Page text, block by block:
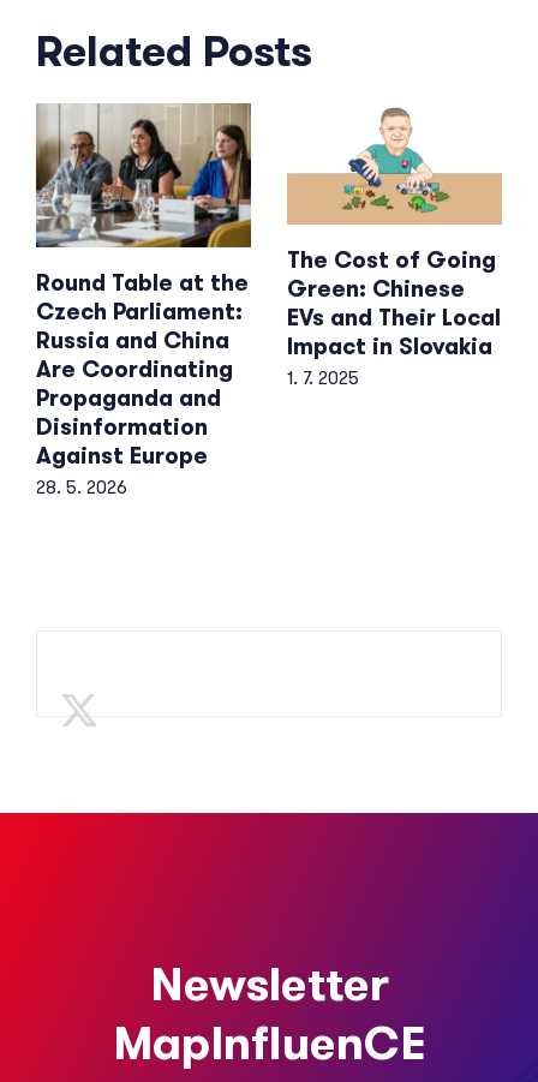
Related Posts
Round Table at the
Czech Parliament:
Russia and China
Are Coordinating
Propaganda and
Disinformation
Against Europe
28. 5. 2026
The Cost of Going
Green: Chinese
EVs and Their Local
Impact in Slovakia
1. 7. 2025
Newsletter
MapInfluenCE